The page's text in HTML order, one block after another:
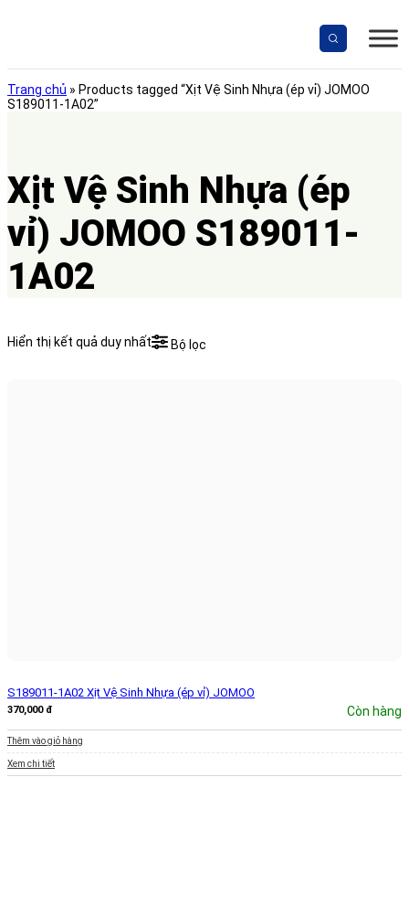
Trang chủ » Products tagged “Xịt Vệ Sinh Nhựa (ép vỉ) JOMOO
S189011-1A02”
Xịt Vệ Sinh Nhựa (ép
vỉ) JOMOO S189011-
1A02
Hiển thị kết quả duy nhất Bộ lọc
S189011-1A02 Xịt Vệ Sinh Nhựa (ép vỉ) JOMOO
370,000 đ Còn hàng
Thêm vào giỏ hàng
Xem chi tiết